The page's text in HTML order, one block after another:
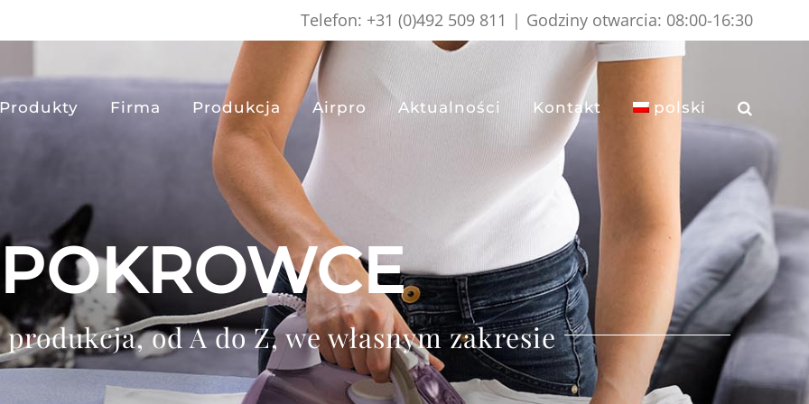
Telefon: +31 (0)492 509 811 | Godziny otwarcia: 08:00-16:30
Produkty Firma Produkcja Airpro Aktualności Kontakt polski
POKROWCE
od A do Z, we własnym zakresie